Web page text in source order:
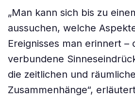
„Man kann sich bis zu
aussuchen, welche
Ereignisses man erinnert –
verbundene
die zeitlichen und
Zusammenhänge“,